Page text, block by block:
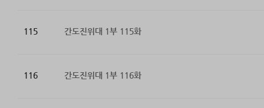
115 간도진위대 1부 115화
116 간도진위대 1부 116화